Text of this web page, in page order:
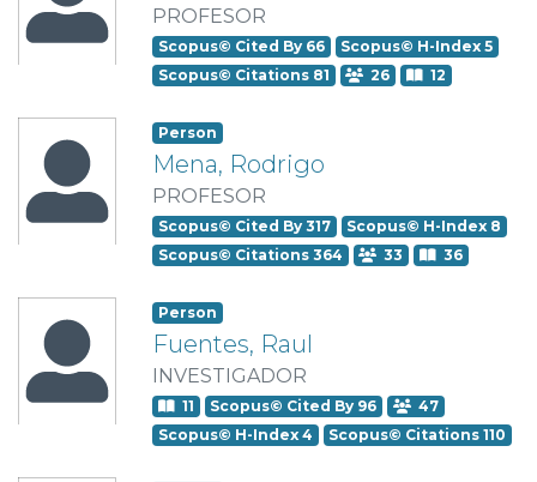
PROFESOR
Scopus© Cited By 66
Scopus© H-Index 5
Scopus© Citations 81
26 12
Person
Mena, Rodrigo
PROFESOR
Scopus© Cited By 317
Scopus© H-Index 8
Scopus© Citations 364
33 36
Person
Fuentes, Raul
INVESTIGADOR
11 Scopus© Cited By 96
47
Scopus© H-Index 4
Scopus© Citations 110